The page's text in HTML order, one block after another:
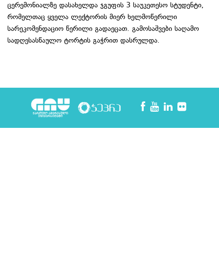
ცერემონიალზე დასახელდა ჯგუფის 3 საუკეთესო სტუდენტი,
რომელთაც ყველა ლექტორის მიერ ხელმოწერილი
სარეკომენდაციო წერილი გადაეცათ. გამოსაშვები საღამო
სადღესასწაულო ტორტის გაჭრით დასრულდა.